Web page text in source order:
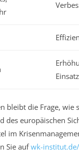
bleibt die Frage, wie
des europäischen
im
Sie aufwk-